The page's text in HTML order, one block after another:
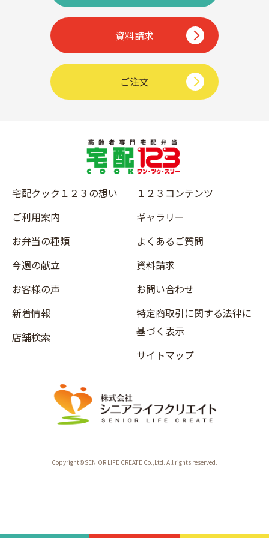
資料請求
ご注文
宅配クック１２３の想い
ご利用案内
お弁当の種類
今週の献立
お客様の声
新着情報
店舗検索
１２３コンテンツ
ギャラリー
よくあるご質問
資料請求
お問い合わせ
特定商取引に関する法律に
基づく表示
サイトマップ
Copyright©SENIOR LIFE CREATE Co.,Ltd. All rights reserved.